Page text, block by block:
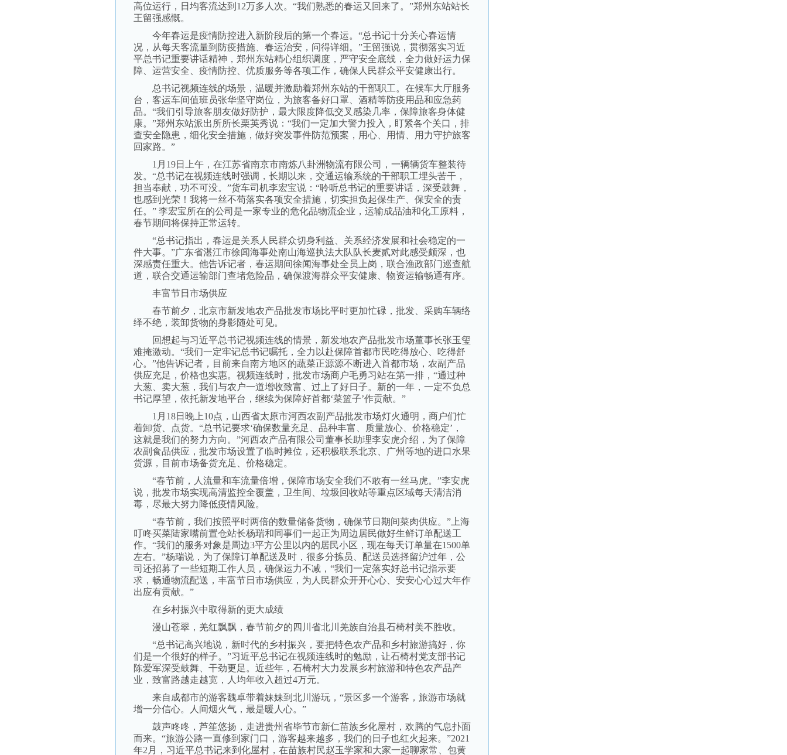
高位运行，日均客流达到12万多人次。“我们熟悉的春运又回来了。”郑州东站站长
王留强感慨。
今年春运是疫情防控进入新阶段后的第一个春运。“总书记十分关心春运情
况，从每天客流量到防疫措施、春运治安，问得详细。”王留强说，贯彻落实习近
平总书记重要讲话精神，郑州东站精心组织调度，严守安全底线，全力做好运力保
障、运营安全、疫情防控、优质服务等各项工作，确保人民群众平安健康出行。
总书记视频连线的场景，温暖并激励着郑州东站的干部职工。在候车大厅服务
台，客运车间值班员张华坚守岗位，为旅客备好口罩、酒精等防疫用品和应急药
品。“我们引导旅客朋友做好防护，最大限度降低交叉感染几率，保障旅客身体健
康。”郑州东站派出所所长栗英秀说：“我们一定加大警力投入，盯紧各个关口，排
查安全隐患，细化安全措施，做好突发事件防范预案，用心、用情、用力守护旅客
回家路。”
1月19日上午，在江苏省南京市南炼八卦洲物流有限公司，一辆辆货车整装待
发。“总书记在视频连线时强调，长期以来，交通运输系统的干部职工埋头苦干，
担当奉献，功不可没。”货车司机李宏宝说：“聆听总书记的重要讲话，深受鼓舞，
也感到光荣！我将一丝不苟落实各项安全措施，切实担负起保生产、保安全的责
任。” 李宏宝所在的公司是一家专业的危化品物流企业，运输成品油和化工原料，
春节期间将保持正常运转。
“总书记指出，春运是关系人民群众切身利益、关系经济发展和社会稳定的一
件大事。”广东省湛江市徐闻海事处南山海巡执法大队队长麦贰对此感受颇深，也
深感责任重大。他告诉记者，春运期间徐闻海事处全员上岗，联合渔政部门巡查航
道，联合交通运输部门查堵危险品，确保渡海群众平安健康、物资运输畅通有序。
丰富节日市场供应
春节前夕，北京市新发地农产品批发市场比平时更加忙碌，批发、采购车辆络
绎不绝，装卸货物的身影随处可见。
回想起与习近平总书记视频连线的情景，新发地农产品批发市场董事长张玉玺
难掩激动。“我们一定牢记总书记嘱托，全力以赴保障首都市民吃得放心、吃得舒
心。”他告诉记者，目前来自南方地区的蔬菜正源源不断进入首都市场，农副产品
供应充足，价格也实惠。视频连线时，批发市场商户毛勇习站在第一排，“通过种
大葱、卖大葱，我们与农户一道增收致富、过上了好日子。新的一年，一定不负总
书记厚望，依托新发地平台，继续为保障好首都‘菜篮子’作贡献。”
1月18日晚上10点，山西省太原市河西农副产品批发市场灯火通明，商户们忙
着卸货、点货。“总书记要求‘确保数量充足、品种丰富、质量放心、价格稳定’，
这就是我们的努力方向。”河西农产品有限公司董事长助理李安虎介绍，为了保障
农副食品供应，批发市场设置了临时摊位，还积极联系北京、广州等地的进口水果
货源，目前市场备货充足、价格稳定。
“春节前，人流量和车流量倍增，保障市场安全我们不敢有一丝马虎。”李安虎
说，批发市场实现高清监控全覆盖，卫生间、垃圾回收站等重点区域每天清洁消
毒，尽最大努力降低疫情风险。
“春节前，我们按照平时两倍的数量储备货物，确保节日期间菜肉供应。”上海
叮咚买菜陆家嘴前置仓站长杨瑞和同事们一起正为周边居民做好生鲜订单配送工
作。“我们的服务对象是周边3平方公里以内的居民小区，现在每天订单量在1500单
左右。”杨瑞说，为了保障订单配送及时，很多分拣员、配送员选择留沪过年，公
司还招募了一些短期工作人员，确保运力不减，“我们一定落实好总书记指示要
求，畅通物流配送，丰富节日市场供应，为人民群众开开心心、安安心心过大年作
出应有贡献。”
在乡村振兴中取得新的更大成绩
漫山苍翠，羌红飘飘，春节前夕的四川省北川羌族自治县石椅村美不胜收。
“总书记高兴地说，新时代的乡村振兴，要把特色农产品和乡村旅游搞好，你
们是一个很好的样子。”习近平总书记在视频连线时的勉励，让石椅村党支部书记
陈爱军深受鼓舞、干劲更足。近些年，石椅村大力发展乡村旅游和特色农产品产
业，致富路越走越宽，人均年收入超过4万元。
来自成都市的游客魏卓带着妹妹到北川游玩，“景区多一个游客，旅游市场就
增一分信心。人间烟火气，最是暖人心。”
鼓声咚咚，芦笙悠扬，走进贵州省毕节市新仁苗族乡化屋村，欢腾的气息扑面
而来。“旅游公路一直修到家门口，游客越来越多，我们的日子也红火起来。”2021
年2月，习近平总书记来到化屋村，在苗族村民赵玉学家和大家一起聊家常、包黄